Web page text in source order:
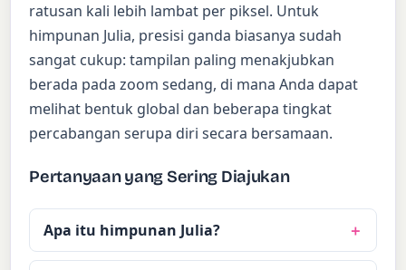
ratusan kali lebih lambat per piksel. Untuk
himpunan Julia, presisi ganda biasanya sudah
sangat cukup: tampilan paling menakjubkan
berada pada zoom sedang, di mana Anda dapat
melihat bentuk global dan beberapa tingkat
percabangan serupa diri secara bersamaan.
Pertanyaan yang Sering Diajukan
Apa itu himpunan Julia?